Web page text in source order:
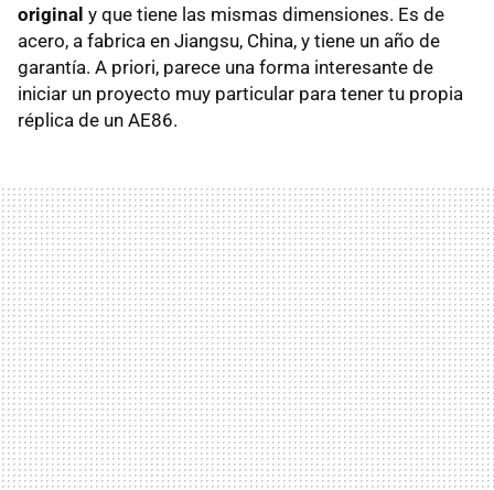
original y que tiene las mismas dimensiones. Es de
acero, a fabrica en Jiangsu, China, y tiene un año de
garantía. A priori, parece una forma interesante de
iniciar un proyecto muy particular para tener tu propia
réplica de un AE86.